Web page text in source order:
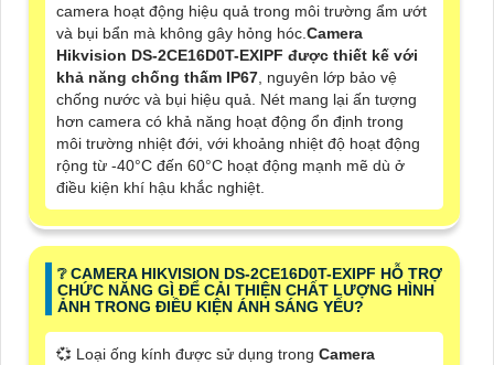
camera hoạt động hiệu quả trong môi trường ẩm ướt
và bụi bẩn mà không gây hỏng hóc. Camera
Hikvision DS-2CE16D0T-EXIPF được thiết kế với
khả năng chống thấm IP67 , nguyên lớp bảo vệ
chống nước và bụi hiệu quả. Nét mang lại ấn tượng
hơn camera có khả năng hoạt động ổn định trong
môi trường nhiệt đới, với khoảng nhiệt độ hoạt động
rộng từ -40°C đến 60°C hoạt động mạnh mẽ dù ở
điều kiện khí hậu khắc nghiệt.
❔ CAMERA HIKVISION DS-2CE16D0T-EXIPF HỖ TRỢ
CHỨC NĂNG GÌ ĐỂ CẢI THIỆN CHẤT LƯỢNG HÌNH
ẢNH TRONG ĐIỀU KIỆN ÁNH SÁNG YẾU?
💞 Loại ống kính được sử dụng trong Camera